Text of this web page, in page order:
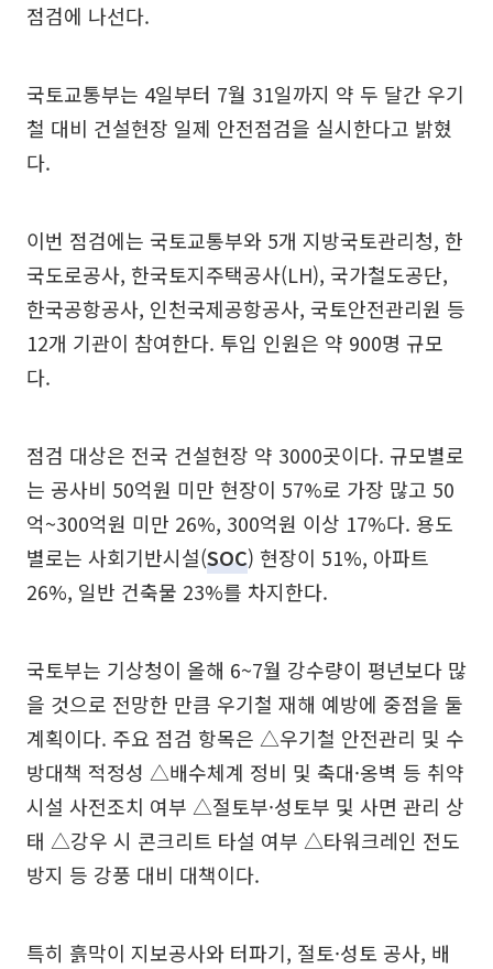
점검에 나선다.
국토교통부는 4일부터 7월 31일까지 약 두 달간 우기
철 대비 건설현장 일제 안전점검을 실시한다고 밝혔
다.
이번 점검에는 국토교통부와 5개 지방국토관리청, 한
국도로공사, 한국토지주택공사(LH), 국가철도공단,
한국공항공사, 인천국제공항공사, 국토안전관리원 등
12개 기관이 참여한다. 투입 인원은 약 900명 규모
다.
점검 대상은 전국 건설현장 약 3000곳이다. 규모별로
는 공사비 50억원 미만 현장이 57%로 가장 많고 50
억~300억원 미만 26%, 300억원 이상 17%다. 용도
별로는 사회기반시설(SOC) 현장이 51%, 아파트
26%, 일반 건축물 23%를 차지한다.
국토부는 기상청이 올해 6~7월 강수량이 평년보다 많
을 것으로 전망한 만큼 우기철 재해 예방에 중점을 둘
계획이다. 주요 점검 항목은 △우기철 안전관리 및 수
방대책 적정성 △배수체계 정비 및 축대·옹벽 등 취약
시설 사전조치 여부 △절토부·성토부 및 사면 관리 상
태 △강우 시 콘크리트 타설 여부 △타워크레인 전도
방지 등 강풍 대비 대책이다.
특히 흙막이 지보공사와 터파기, 절토·성토 공사, 배